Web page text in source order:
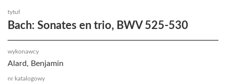
tytuł
Bach: Sonates en trio, BWV 525-530
wykonawcy
Alard, Benjamin
nr katalogowy